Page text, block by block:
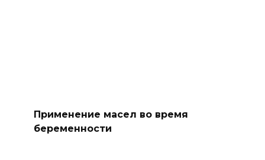
Применение масел во время
беременности